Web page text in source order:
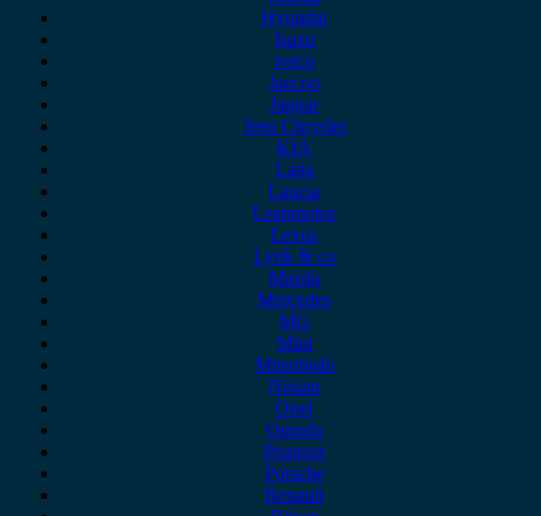
Hyundai
Isuzu
iveco
Jaecoo
Jaguar
Jeep Chrysler
KIA
Lada
Lancia
Leapmotor
Lexus
Lynk & co
Mazda
Mercedes
MG
Mini
Mitsubishi
Nissan
Opel
Omoda
Peugeot
Porsche
Renault